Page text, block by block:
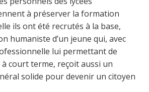
à préserver la formation
ils ont été recrutés à la base,
humaniste d’un jeune qui, avec
lui permettant de
court terme, reçoit aussi un
solide pour devenir un citoyen